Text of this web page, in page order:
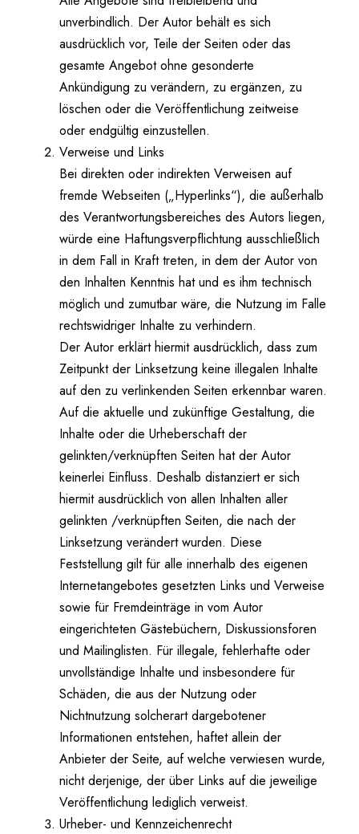
unverbindlich. Der Autor behält es sich
ausdrücklich vor, Teile der Seiten oder das
gesamte Angebot ohne gesonderte
Ankündigung zu verändern, zu ergänzen, zu
löschen oder die Veröffentlichung zeitweise
oder endgültig einzustellen.
Verweise und Links
Bei direkten oder indirekten Verweisen auf
fremde Webseiten („Hyperlinks“), die außerhalb
des Verantwortungsbereiches des Autors liegen,
würde eine Haftungsverpflichtung ausschließlich
in dem Fall in Kraft treten, in dem der Autor von
den Inhalten Kenntnis hat und es ihm technisch
möglich und zumutbar wäre, die Nutzung im Falle
rechtswidriger Inhalte zu verhindern.
Der Autor erklärt hiermit ausdrücklich, dass zum
Zeitpunkt der Linksetzung keine illegalen Inhalte
auf den zu verlinkenden Seiten erkennbar waren.
Auf die aktuelle und zukünftige Gestaltung, die
Inhalte oder die Urheberschaft der
gelinkten/verknüpften Seiten hat der Autor
keinerlei Einfluss. Deshalb distanziert er sich
hiermit ausdrücklich von allen Inhalten aller
gelinkten /verknüpften Seiten, die nach der
Linksetzung verändert wurden. Diese
Feststellung gilt für alle innerhalb des eigenen
Internetangebotes gesetzten Links und Verweise
sowie für Fremdeinträge in vom Autor
eingerichteten Gästebüchern, Diskussionsforen
und Mailinglisten. Für illegale, fehlerhafte oder
unvollständige Inhalte und insbesondere für
Schäden, die aus der Nutzung oder
Nichtnutzung solcherart dargebotener
Informationen entstehen, haftet allein der
Anbieter der Seite, auf welche verwiesen wurde,
nicht derjenige, der über Links auf die jeweilige
Veröffentlichung lediglich verweist.
Urheber- und Kennzeichenrecht